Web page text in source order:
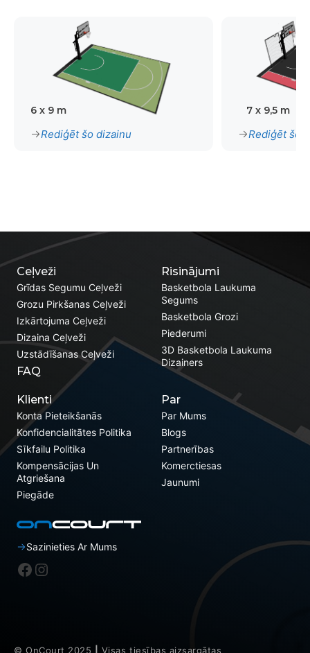
6 x 9 m
Rediģēt šo dizainu
7 x 9,5 m
Rediģēt šo
Risinājumi
Basketbola Laukuma
Segums
Basketbola Grozi
Piederumi
3D Basketbola Laukuma
Dizainers
Ceļveži
Grīdas Segumu Ceļveži
Grozu Pirkšanas Ceļveži
Izkārtojuma Ceļveži
Dizaina Ceļveži
Uzstādīšanas Ceļveži
FAQ
Klienti
Konta Pieteikšanās
Konfidencialitātes Politika
Sīkfailu Politika
Kompensācijas Un
Atgriešana
Piegāde
Par
Par Mums
Blogs
Partnerības
Komerctiesas
Jaunumi
Sazinieties Ar Mums
Facebook
Instagram
© OnCourt 2025 Visas tiesības aizsargātas